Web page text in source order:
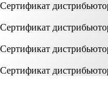
Сертификат
Сертификат
Сертификат
Сертификат